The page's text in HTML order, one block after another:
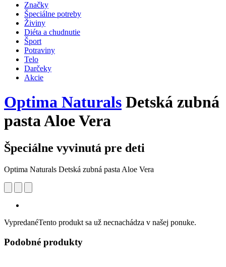
Značky
Špeciálne potreby
Živiny
Diéta a chudnutie
Šport
Potraviny
Telo
Darčeky
Akcie
Optima Naturals Detská zubná
pasta Aloe Vera
Špeciálne vyvinutá pre deti
Optima Naturals Detská zubná pasta Aloe Vera
VypredanéTento produkt sa už necnachádza v našej ponuke.
Podobné produkty